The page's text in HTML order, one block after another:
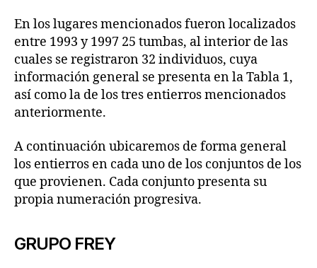
En los lugares mencionados fueron localizados
entre 1993 y 1997 25 tumbas, al interior de las
cuales se registraron 32 individuos, cuya
información general se presenta en la Tabla 1,
así como la de los tres entierros mencionados
anteriormente.
A continuación ubicaremos de forma general
los entierros en cada uno de los conjuntos de los
que provienen. Cada conjunto presenta su
propia numeración progresiva.
GRUPO FREY